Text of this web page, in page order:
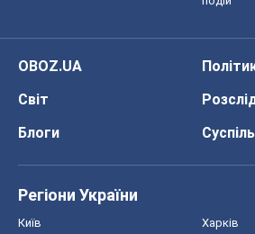
OBOZ.UA
Світ
Блоги
Регіони України
Київ Харків